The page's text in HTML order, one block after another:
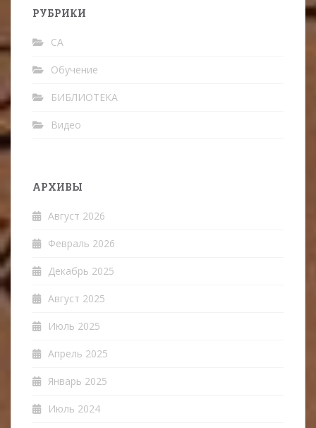
РУБРИКИ
CA
Oбучение
БИБЛИОТЕКА
Видео
АРХИВЫ
Август 2026
Февраль 2026
Декабрь 2025
Август 2025
Июль 2025
Апрель 2025
Январь 2025
Июль 2024